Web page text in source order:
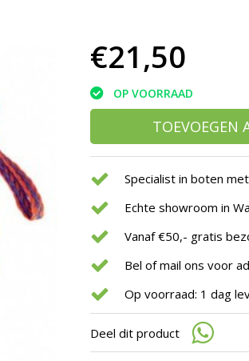
€21,50
OP VOORRAAD
TOEVOEGEN
Specialist in boten
Echte showroom in
Vanaf €50,- gratis
Bel of mail ons voor
Op voorraad: 1 dag
Deel dit product